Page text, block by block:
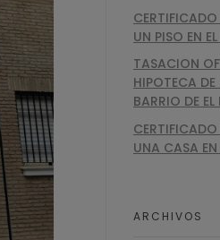
CERTIFICADO
UN PISO EN
TASACION
HIPOTECA DE
BARRIO DE
CERTIFICADO
UNA CASA
ARCHIVOS